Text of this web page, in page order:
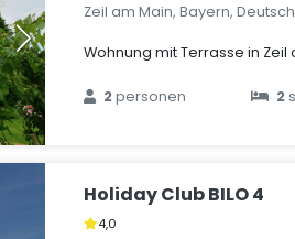
Zeil am Main, Bayern,
Wohnung mit Terrasse in Zeil
2personen 2
Holiday Club BILO 4
4,0